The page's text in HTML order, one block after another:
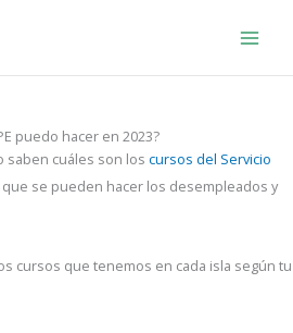
puedo hacer en 2023?
saben cuáles son los cursos del Servicio
que se pueden hacer los desempleados y
cursos que tenemos en cada isla según tu